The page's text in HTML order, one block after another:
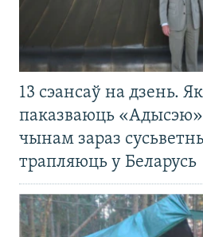
13 сэансаў на дзень.
паказваюць
чынам зараз
трапляюць у Беларусь